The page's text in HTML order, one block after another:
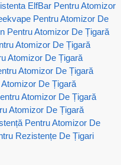
ElfBar Pentru Atomizor
Pentru Atomizor De
Pentru Atomizor De Țigară
Atomizor De Țigară
Atomizor De Țigară
Atomizor De Țigară
De Țigară
Atomizor De Țigară
Atomizor De Țigară
Pentru Atomizor De
Rezistențe De Țigari